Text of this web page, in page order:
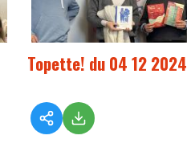
Topette! du 04 12 2024